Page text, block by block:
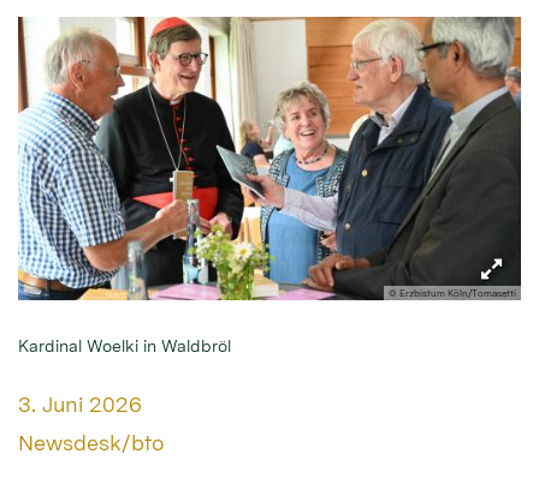
© Erzbistum Köln/Tomasetti
Kardinal Woelki in Waldbröl
Datum:
3. Juni 2026
Von:
Newsdesk/bto